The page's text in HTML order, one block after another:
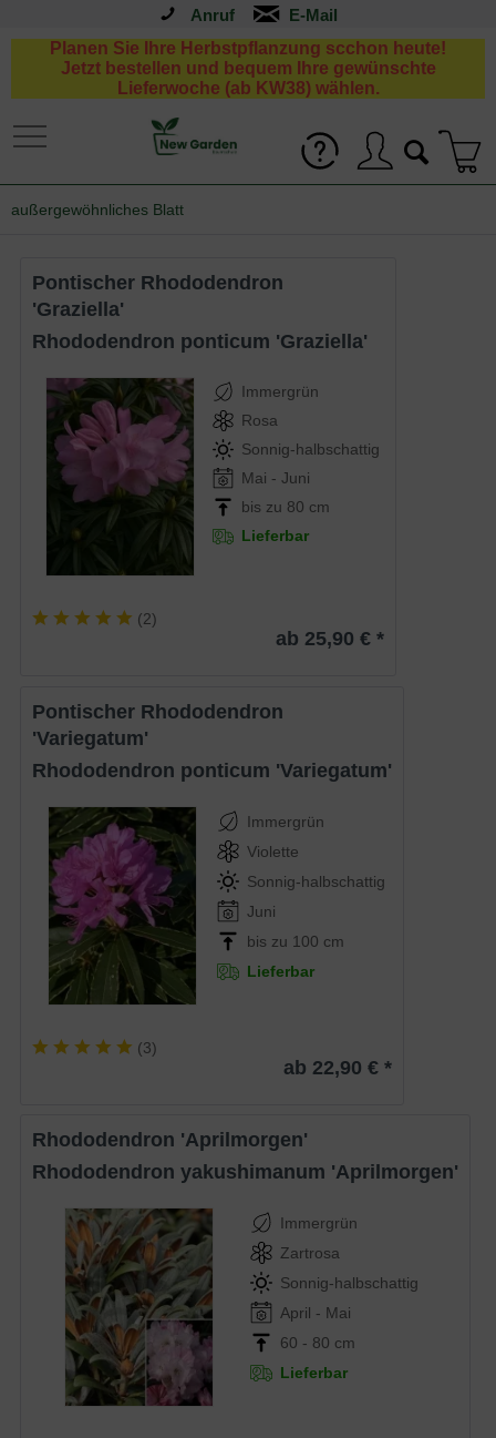
Anruf
Planen Sie Ihre Herbstpflanzung scchon heute!
Jetzt bestellen und bequem Ihre gewünschte
Lieferwoche (ab KW38) wählen.
außergewöhnliches Blatt
Pontischer Rhododendron
'Graziella'
Rhododendron ponticum 'Graziella'
Immergrün
Rosa
Sonnig-halbschattig
Mai - Juni
bis zu 80 cm
Lieferbar
(2)
ab 25,90 € *
Pontischer Rhododendron
'Variegatum'
Rhododendron ponticum 'Variegatum'
Immergrün
Violette
Sonnig-halbschattig
Juni
bis zu 100 cm
Lieferbar
(3)
ab 22,90 € *
Rhododendron 'Aprilmorgen'
Rhododendron yakushimanum 'Aprilmorgen'
Immergrün
Zartrosa
Sonnig-halbschattig
April - Mai
60 - 80 cm
Lieferbar